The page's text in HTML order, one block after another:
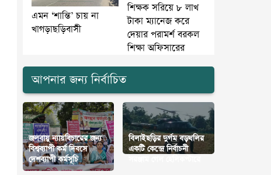
এমন ‘শান্তি’ চায় না
খাগড়াছড়িবাসী
শিক্ষক সরিয়ে ৮ লাখ
টাকা ম্যানেজ করে
দেয়ার পরামর্শ বরকল
শিক্ষা অফিসারের
আপনার জন্য নির্বাচিত
জলবায়ু ন্যায়বিচারের জন্য
বিশ্বব্যাপী কর্ম দিবসে
দেশব্যাপী কর্মসূচি
বিলাইছড়ির দুর্গম বড়থলির
একটি কেন্দ্রে নির্বাচনী